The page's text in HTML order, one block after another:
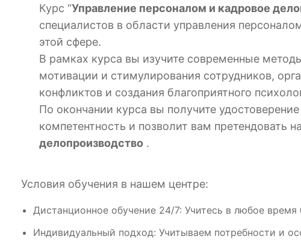
Курс “Управление персоналом и кадровое
специалистов в области управления
этой сфере.
В рамках курса вы изучите современные
мотивации и стимулирования сотрудников,
конфликтов и создания благоприятного
По окончании курса вы получите
компетентность и позволит вам претендовать
делопроизводство .
Условия обучения в нашем центре:
Дистанционное обучение 24/7: Учитесь в любое время
Индивидуальный подход: Учитываем потребности и